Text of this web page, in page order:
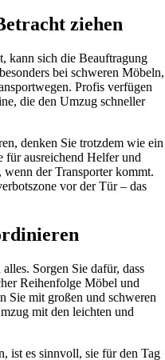
ziehen
kann sich die Beauftragung
bei schweren Möbeln,
Profis verfügen
die den Umzug schneller
denken Sie trotzdem wie ein
für ausreichend Helfer und
wenn der Transporter kommt.
vor der Tür – das
Sorgen Sie dafür, dass
Reihenfolge Möbel und
Sie mit großen und schweren
mit den leichten und
ist es sinnvoll, sie für den Tag